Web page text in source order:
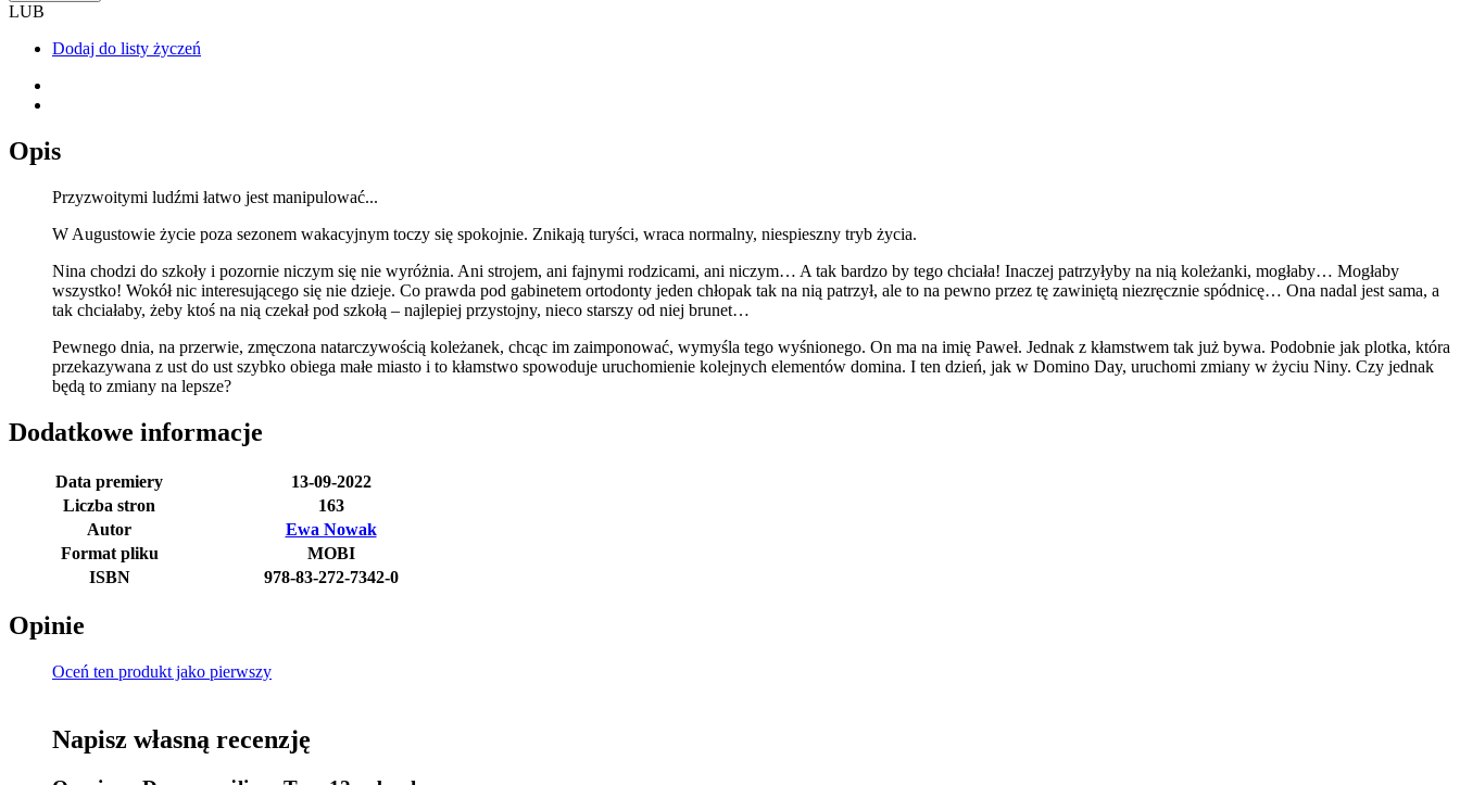
LUB
Dodaj do listy życzeń
Opis
Przyzwoitymi ludźmi łatwo jest manipulować...
W Augustowie życie poza sezonem wakacyjnym toczy się spokojnie. Znikają turyści, wraca normalny, niespieszny tryb życia.
Nina chodzi do szkoły i pozornie niczym się nie wyróżnia. Ani strojem, ani fajnymi rodzicami, ani niczym… A tak bardzo by tego chciała! Inaczej patrzyłyby na nią koleżanki, mogłaby… Mogłaby
wszystko! Wokół nic interesującego się nie dzieje. Co prawda pod gabinetem ortodonty jeden chłopak tak na nią patrzył, ale to na pewno przez tę zawiniętą niezręcznie spódnicę… Ona nadal jest sama, a
tak chciałaby, żeby ktoś na nią czekał pod szkołą – najlepiej przystojny, nieco starszy od niej brunet…
Pewnego dnia, na przerwie, zmęczona natarczywością koleżanek, chcąc im zaimponować, wymyśla tego wyśnionego. On ma na imię Paweł. Jednak z kłamstwem tak już bywa. Podobnie jak plotka, która
przekazywana z ust do ust szybko obiega małe miasto i to kłamstwo spowoduje uruchomienie kolejnych elementów domina. I ten dzień, jak w Domino Day, uruchomi zmiany w życiu Niny. Czy jednak
będą to zmiany na lepsze?
Dodatkowe informacje
Data premiery
13-09-2022
Liczba stron
163
Autor
Ewa Nowak
Format pliku
MOBI
ISBN
978-83-272-7342-0
Opinie
Oceń ten produkt jako pierwszy
Napisz własną recenzję